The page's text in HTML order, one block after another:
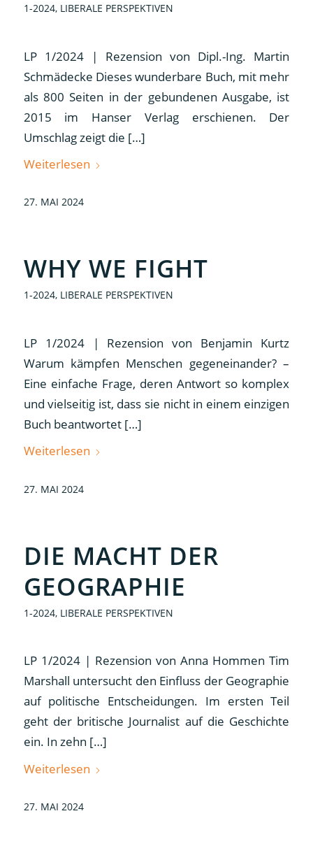
1-2024, LIBERALE PERSPEKTIVEN
LP 1/2024 | Rezension von Dipl.-Ing. Martin
Schmädecke Dieses wunderbare Buch, mit mehr
als 800 Seiten in der gebundenen Ausgabe, ist
2015 im Hanser Verlag erschienen. Der
Umschlag zeigt die […]
Weiterlesen
27. MAI 2024
WHY WE FIGHT
1-2024, LIBERALE PERSPEKTIVEN
LP 1/2024 | Rezension von Benjamin Kurtz
Warum kämpfen Menschen gegeneinander? –
Eine einfache Frage, deren Antwort so komplex
und vielseitig ist, dass sie nicht in einem einzigen
Buch beantwortet […]
Weiterlesen
27. MAI 2024
DIE MACHT DER
GEOGRAPHIE
1-2024, LIBERALE PERSPEKTIVEN
LP 1/2024 | Rezension von Anna Hommen Tim
Marshall untersucht den Einfluss der Geographie
auf politische Entscheidungen. Im ersten Teil
geht der britische Journalist auf die Geschichte
ein. In zehn […]
Weiterlesen
27. MAI 2024